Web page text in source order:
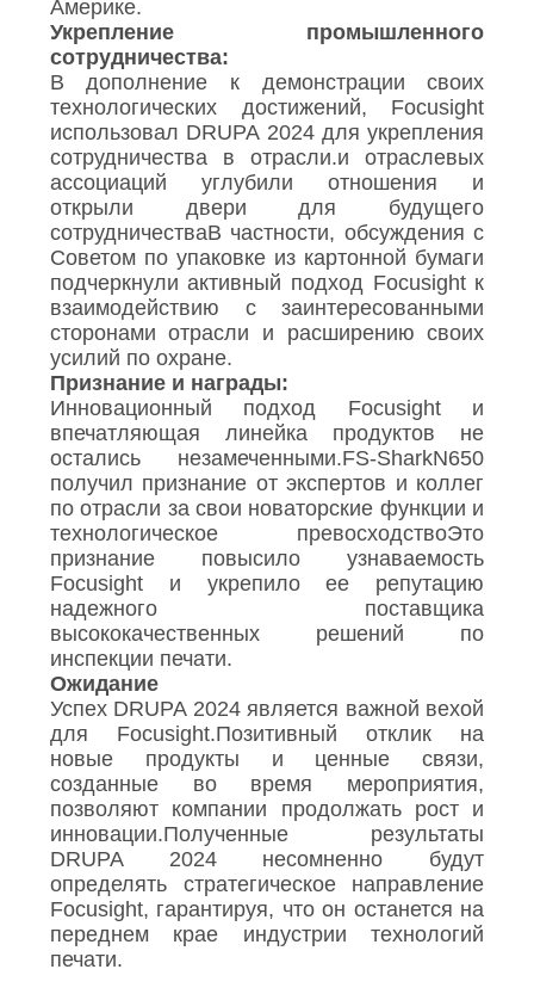
Америке.
Укрепление промышленного
сотрудничества:
В дополнение к демонстрации своих
технологических достижений, Focusight
использовал DRUPA 2024 для укрепления
сотрудничества в отрасли.и отраслевых
ассоциаций углубили отношения и
открыли двери для будущего
сотрудничестваВ частности, обсуждения с
Советом по упаковке из картонной бумаги
подчеркнули активный подход Focusight к
взаимодействию с заинтересованными
сторонами отрасли и расширению своих
усилий по охране.
Признание и награды:
Инновационный подход Focusight и
впечатляющая линейка продуктов не
остались незамеченными.FS-SharkN650
получил признание от экспертов и коллег
по отрасли за свои новаторские функции и
технологическое превосходствоЭто
признание повысило узнаваемость
Focusight и укрепило ее репутацию
надежного поставщика
высококачественных решений по
инспекции печати.
Ожидание
Успех DRUPA 2024 является важной вехой
для Focusight.Позитивный отклик на
новые продукты и ценные связи,
созданные во время мероприятия,
позволяют компании продолжать рост и
инновации.Полученные результаты
DRUPA 2024 несомненно будут
определять стратегическое направление
Focusight, гарантируя, что он останется на
переднем крае индустрии технологий
печати.